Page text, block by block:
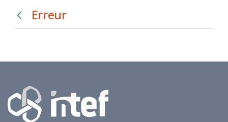
Retour
Erreur